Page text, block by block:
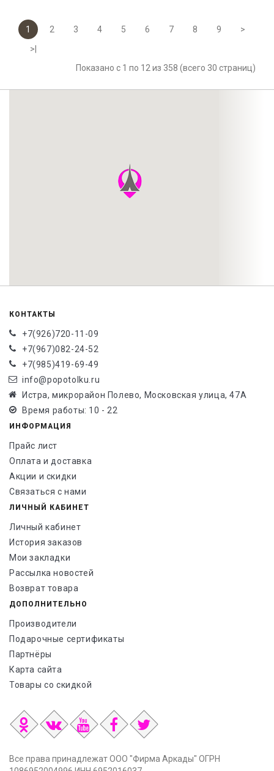
1 2 3 4 5 6 7 8 9
>
>|
Показано с 1 по 12 из 358 (всего 30 страниц)
КОНТАКТЫ
+7(926)720-11-09
+7(967)082-24-52
+7(985)419-69-49
info@popotolku.ru
Истра, микрорайон Полево, Московская улица, 47А
Время работы: 10 - 22
ИНФОРМАЦИЯ
Прайс лист
Оплата и доставка
Акции и скидки
Связаться с нами
ЛИЧНЫЙ КАБИНЕТ
Личный кабинет
История заказов
Мои закладки
Рассылка новостей
Возврат товара
ДОПОЛНИТЕЛЬНО
Производители
Подарочные сертификаты
Партнёры
Карта сайта
Товары со скидкой
Все права принадлежат ООО "Фирма Аркады" ОГРН